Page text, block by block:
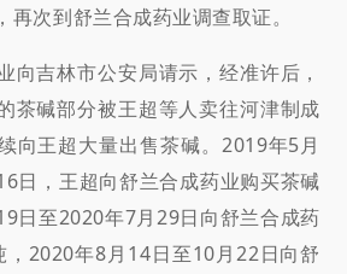
次到舒兰合成药业调查取证。
向吉林市公安局请示，经准许后，
茶碱部分被王超等人卖往河津制成
向王超大量出售茶碱。2019年5月
日，王超向舒兰合成药业购买茶碱
日至2020年7月29日向舒兰合成药
，2020年8月14日至10月22日向舒